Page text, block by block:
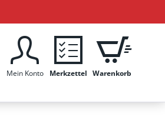
Mein Konto Merkzettel Warenkorb